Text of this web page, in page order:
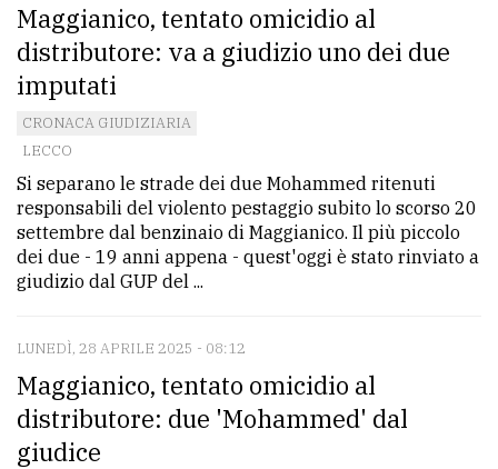
Maggianico, tentato omicidio al
distributore: va a giudizio uno dei due
imputati
CRONACA GIUDIZIARIA
LECCO
Si separano le strade dei due Mohammed ritenuti
responsabili del violento pestaggio subito lo scorso 20
settembre dal benzinaio di Maggianico. Il più piccolo
dei due - 19 anni appena - quest'oggi è stato rinviato a
giudizio dal GUP del ...
LUNEDÌ, 28 APRILE 2025 - 08:12
Maggianico, tentato omicidio al
distributore: due 'Mohammed' dal
giudice